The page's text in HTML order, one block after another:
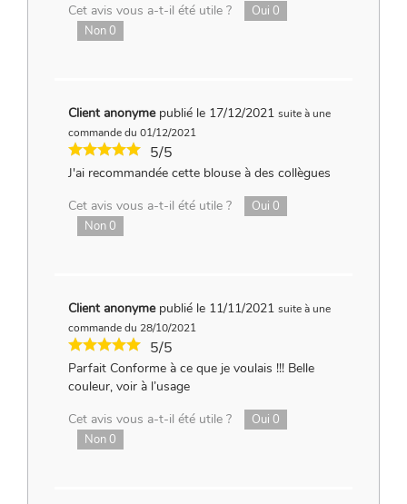
Cet avis vous a-t-il été utile ?
Oui 0
Non0
Client anonyme publié le 17/12/2021 suite à une
commande du 01/12/2021
5/5
J'ai recommandée cette blouse à des collègues
Cet avis vous a-t-il été utile ?
Oui 0
Non0
Client anonyme publié le 11/11/2021 suite à une
commande du 28/10/2021
5/5
Parfait Conforme à ce que je voulais !!! Belle
couleur, voir à l’usage
Cet avis vous a-t-il été utile ?
Oui 0
Non0